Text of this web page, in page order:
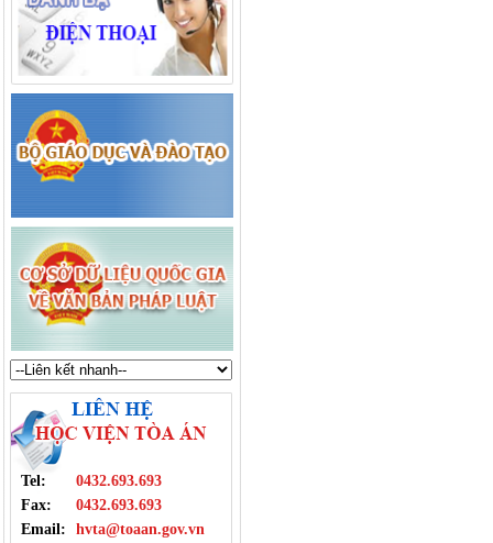
Tel:
0432.693.693
Fax:
0432.693.693
Email:
hvta@toaan.gov.vn